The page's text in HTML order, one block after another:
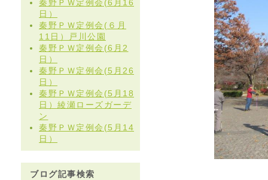
秦野ＰＷ定例会(6月16
日）
秦野ＰＷ定例会(６月
11日）戸川公園
秦野ＰＷ定例会(6月2
日）
秦野ＰＷ定例会(5月26
日）
秦野ＰＷ定例会(5月18
日）綾瀬ローズガーデ
ン
秦野ＰＷ定例会(5月14
日）
ブログ記事検索